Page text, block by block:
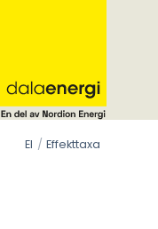
content
El Effekttaxa